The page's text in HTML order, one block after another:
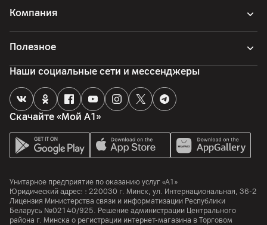
Компания
Полезное
Скачайте «Мой А1»
Наши социальные сети и мессенджеры
Унитарное предприятие по оказанию услуг «А1»
Юридический адрес: : 220030 г. Минск, ул. Интернациональная, 36-2
Лицензия Министерства связи и информатизации Республики
Беларусь №02140/925. Решение администрации Центрального
района г. Минска о регистрации интернет-магазина в Торговом